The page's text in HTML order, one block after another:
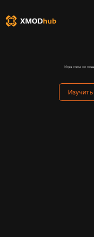
Игра пока не